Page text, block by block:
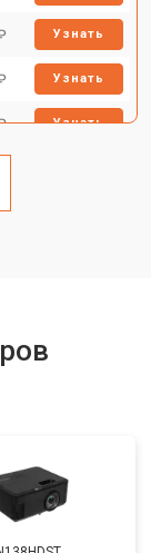
Узнать
Узнать
Узнать